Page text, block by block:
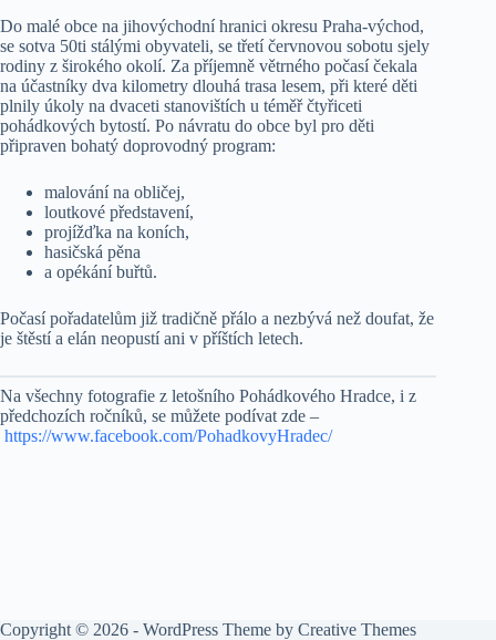
Do malé obce na jihovýchodní hranici okresu Praha-východ,
se sotva 50ti stálými obyvateli, se třetí červnovou sobotu sjely
rodiny z širokého okolí. Za příjemně větrného počasí čekala
na účastníky dva kilometry dlouhá trasa lesem, při které děti
plnily úkoly na dvaceti stanovištích u téměř čtyřiceti
pohádkových bytostí. Po návratu do obce byl pro děti
připraven bohatý doprovodný program:
malování na obličej,
loutkové představení,
projížďka na koních,
hasičská pěna
a opékání buřtů.
Počasí pořadatelům již tradičně přálo a nezbývá než doufat, že
je štěstí a elán neopustí ani v příštích letech.
Na všechny fotografie z letošního Pohádkového Hradce, i z
předchozích ročníků, se můžete podívat zde –
https://www.facebook.com/PohadkovyHradec/
Copyright © 2026 - WordPress Theme by Creative Themes